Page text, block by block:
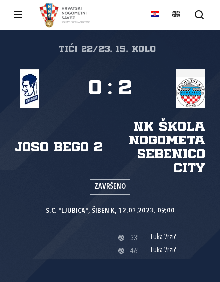
Tići 22/23, 15. kolo
JOSO BEGO 2
NK Škola
Nogometa
Sebenico
City
0 : 2
ZAVRŠENO
S.C. "LJUBICA", ŠIBENIK, 12.03.2023. 09:00
33'
Luka Vrzić
46'
Luka Vrzić